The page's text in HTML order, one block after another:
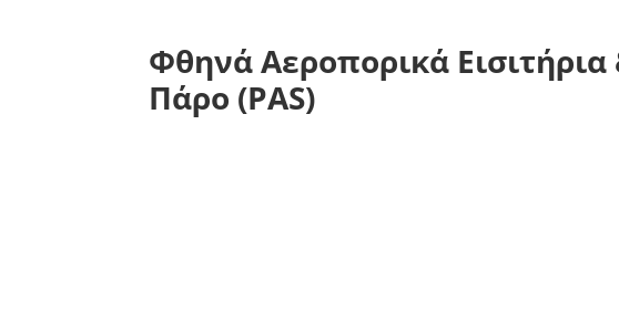
Φθηνά Αεροπορικά
Πάρο (PAS)